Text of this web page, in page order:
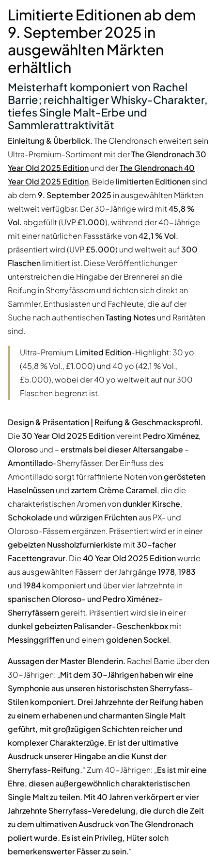
Limitierte Editionen ab dem
9. September 2025 in
ausgewählten Märkten
erhältlich
Meisterhaft komponiert von Rachel
Barrie; reichhaltigerWhisky-Charakter,
tiefes Single Malt-Erbe und
Sammlerattraktivität
Einleitung & Überblick.The Glendronach erweitert sein
Ultra-Premium-Sortiment mit derThe Glendronach 30
Year Old 2025 Editionund derThe Glendronach 40
Year Old 2025 Edition. Beide limitierten Editionensind
ab dem9. September 2025 in ausgewählten Märkten
weltweit verfügbar. Der 30-Jährige wird mit45,8 %
Vol. abgefüllt (UVP£1.000), während der 40-Jährige
mit einer natürlichen Fassstärke von42,1 % Vol.
präsentiert wird (UVP£5.000) und weltweit auf300
Flaschenlimitiert ist. Diese Veröffentlichungen
unterstreichen die Hingabe der Brennerei an die
Reifung in Sherryfässern und richten sich direkt an
Sammler, Enthusiasten und Fachleute, die auf der
Suche nach authentischenTasting Notesund Raritäten
sind.
Ultra-Premium Limited Edition-Highlight: 30 yo
(45,8 % Vol., £1.000) und 40 yo (42,1 % Vol.,
£5.000), wobei der 40 yo weltweit auf nur 300
Flaschen begrenzt ist.
Design & Präsentation | Reifung & Geschmacksprofil.
Die30 Year Old 2025 EditionvereintPedro Ximénez,
Olorosound –erstmals bei dieser Altersangabe –
Amontillado-Sherryfässer. Der Einfluss des
Amontillado sorgt für raffinierte Noten vongerösteten
Haselnüssenundzartem Crème Caramel, die die
charakteristischen Aromen vondunkler Kirsche,
Schokolade undwürzigen Früchtenaus PX- und
Oloroso-Fässern ergänzen. Präsentiert wird er in einer
gebeizten Nussholzfurnierkiste mit30-facher
Facettengravur. Die40 Year Old 2025 Editionwurde
aus ausgewählten Fässern der Jahrgänge1978,1983
und1984komponiert und über vier Jahrzehnte in
spanischen Oloroso- und Pedro Ximénez-
Sherryfässerngereift. Präsentiert wird sie in einer
dunkel gebeizten Palisander-Geschenkboxmit
Messinggriffenund einemgoldenen Sockel.
Aussagen der Master Blenderin. Rachel Barrie über den
30-Jährigen: „Mit dem 30-Jährigen haben wir eine
Symphonie aus unseren historischsten Sherryfass-
Stilen komponiert. Drei Jahrzehnte der Reifung haben
zu einem erhabenen und charmanten Single Malt
geführt, mit großzügigen Schichten reicher und
komplexer Charakterzüge. Er ist der ultimative
Ausdruck unserer Hingabe an die Kunst der
Sherryfass-Reifung.“ Zum 40-Jährigen: „Es ist mir eine
Ehre, diesen außergewöhnlich charakteristischen
Single Malt zu teilen. Mit 40 Jahren verkörpert er vier
Jahrzehnte Sherryfass-Veredelung, die durch die Zeit
zu dem ultimativen Ausdruck von The Glendronach
poliert wurde. Es ist ein Privileg, Hüter solch
bemerkenswerter Fässer zu sein.“